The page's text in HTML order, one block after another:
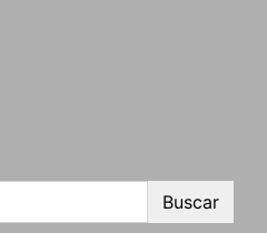
TARDE
AL SERVICIO DE
Buscar